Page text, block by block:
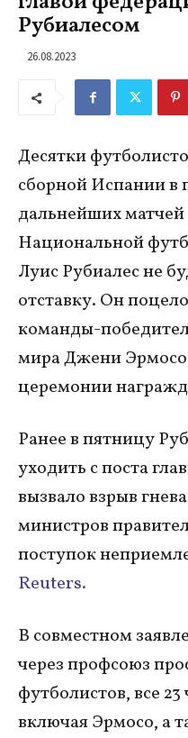
Рубиалесом
26.08.2023
Десятки
сборной Испании в
дальнейших матчей
Национальной
Луис Рубиалес не
отставку. Он
команды-
мира Джени
церемонии
Ранее в пятницу
уходить с поста
вызвало взрыв
министров
поступок
Reuters.
В совместном
через профсоюз
футболистов, все
включая Эрмосо, а